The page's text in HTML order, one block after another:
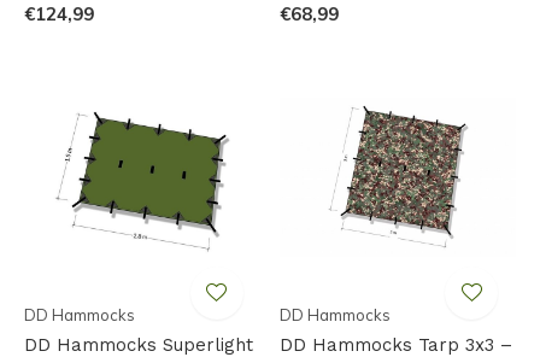
€124,99 €68,99
DD Hammocks
DD Hammocks Superlight
DD Hammocks
DD Hammocks Tarp 3x3 –